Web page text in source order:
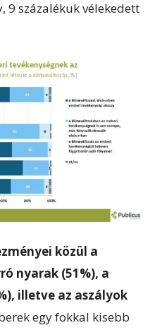
9 százalékuk vélekedett
közül a
nyarak (51%), a
illetve az aszályok
egy fokkal kisebb